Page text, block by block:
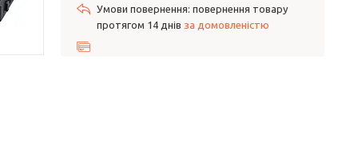
повернення товару
протягом 14 днів за домовленістю